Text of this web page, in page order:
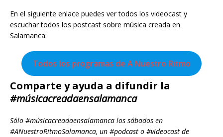
En el siguiente enlace puedes ver todos los videocast y
escuchar todos los postcast sobre mùsica creada en
Salamanca:
Todos los programas de A Nuestro Ritmo
Comparte y ayuda a difundir la
#músicacreadaensalamanca
Sólo #músicacreadaensalamanca los sábados en
#ANuestroRitmoSalamanca, un #podcast o #videocast de